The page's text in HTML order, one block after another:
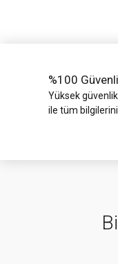
%100
Yüksek
ile tüm